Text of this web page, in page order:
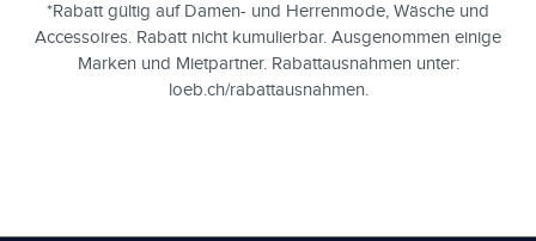
*Rabatt gültig auf Damen- und Herrenmode, Wäsche und
Accessoires. Rabatt nicht kumulierbar. Ausgenommen einige
Marken und Mietpartner. Rabattausnahmen unter:
loeb.ch/rabattausnahmen.